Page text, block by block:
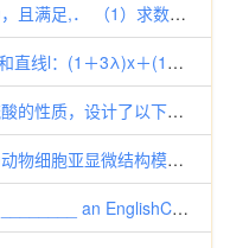
设数列的前项和为，且满足,． （1）求数列的通项公式； （2）设，求数列的前项和.
已知定点P(－2,0)和直线l：(1＋3λ)x＋(1＋2λ)y＝2＋5λ(λ∈R)，则点P到直线l的距离的最大值为()
某同学为探究浓硫酸的性质，设计了以下实验装置图。检查好装置的气密性后，向烧瓶A中加入过量的铁粉、炭粉，再滴加浓硫酸。 （
40．(10分)下图为动物细胞亚显微结构模式图，根据图示回答下列问题：（括号内填写图中相应的编号）①与动物细胞分泌蛋白质
. I recommended ________ an English­Chinese dictionary，which